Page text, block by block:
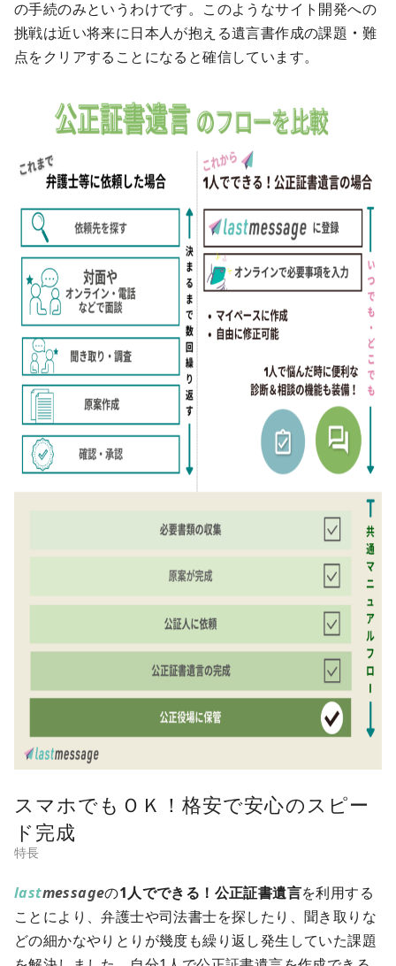
の手続のみというわけです。このようなサイト開発への
挑戦は近い将来に日本人が抱える遺言書作成の課題 ・ 難
点をクリアすることになると確信しています。
スマホでもＯＫ！格安で安心のスピー
ド完成
lastmessageの1人でできる！公正証書遺言を利用する
ことにより、弁護士や司法書士を探したり、聞き取りな
どの細かなやりとりが幾度も繰り返し発生していた課題